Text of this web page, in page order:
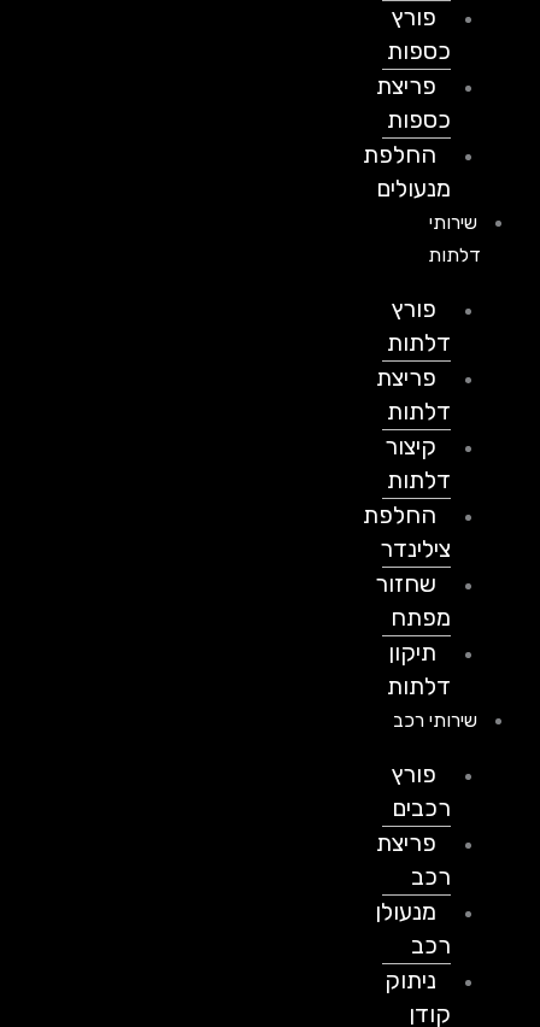
פורץ
כספות
פריצת
כספות
החלפת
מנעולים
שירותי
דלתות
פורץ
דלתות
פריצת
דלתות
קיצור
דלתות
החלפת
צילינדר
שחזור
מפתח
תיקון
דלתות
שירותי רכב
פורץ
רכבים
פריצת
מנעולן
ניתוק